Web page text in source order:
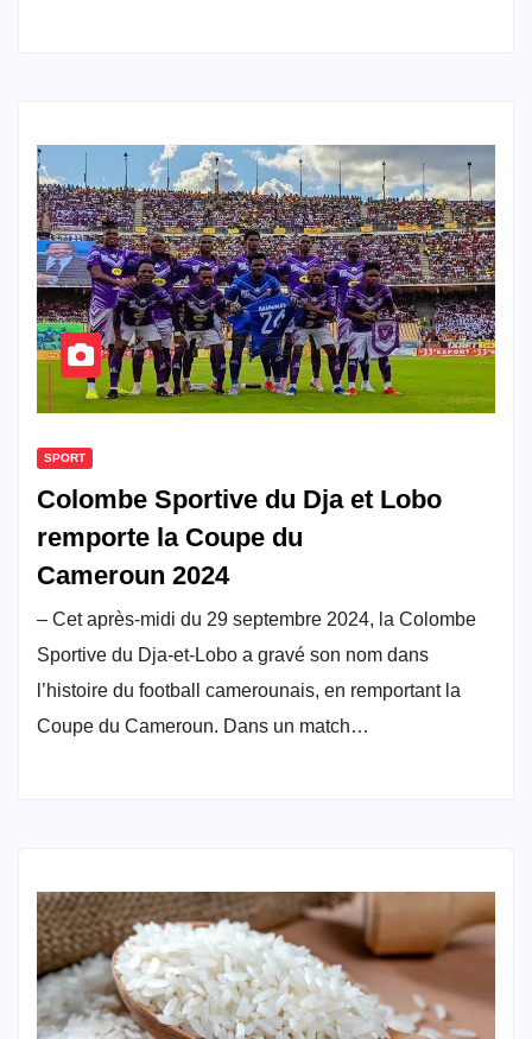
SPORT
Colombe Sportive du Dja et Lobo
remporte la Coupe du
Cameroun 2024
– Cet après-midi du 29 septembre 2024, la Colombe
Sportive du Dja-et-Lobo a gravé son nom dans
l’histoire du football camerounais, en remportant la
Coupe du Cameroun. Dans un match…